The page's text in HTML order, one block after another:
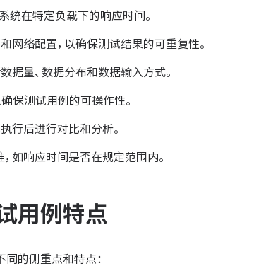
统在特定负载下的响应时间。
网络配置，以确保测试结果的可重复性。
据量、数据分布和数据输入方式。
保测试用例的可操作性。
行后进行对比和分析。
如响应时间是否在规定范围内。
用例特点
的侧重点和特点：